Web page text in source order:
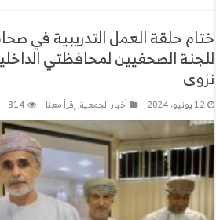
ختام حلقة العمل التدريبية في
للجنة الصحفيين لمحافظتي
نزوى
12 يونيو، 2024 أخبار الجمعية,إقرأ معنا 314